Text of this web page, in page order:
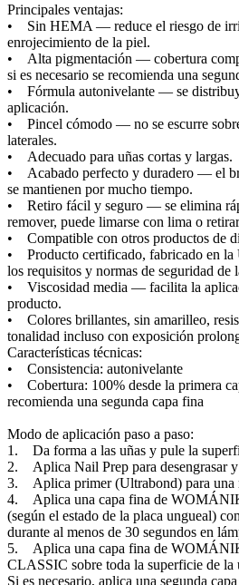
Principales ventajas:
• Sin HEMA — reduce el riesgo de
enrojecimiento de la piel.
• Alta pigmentación — cobertura
si es necesario se recomienda una
• Fórmula autonivelante — se
aplicación.
• Pincel cómodo — no se escurre
laterales.
• Adecuado para uñas cortas y largas.
• Acabado perfecto y duradero — el
se mantienen por mucho tiempo.
• Retiro fácil y seguro — se elimina
remover, puede limarse con lima o
• Compatible con otros productos de
• Producto certificado, fabricado en
los requisitos y normas de seguridad de
• Viscosidad media — facilita la
producto.
• Colores brillantes, sin amarilleo,
tonalidad incluso con exposición
Características técnicas:
• Consistencia: autonivelante
• Cobertura: 100% desde la primera
recomienda una segunda capa fina
Modo de aplicación paso a paso:
1. Da forma a las uñas y pule la
2. Aplica Nail Prep para desengrasar y
3. Aplica primer (Ultrabond) para una
4. Aplica una capa fina de
(según el estado de la placa ungueal)
durante al menos de 30 segundos en
5. Aplica una capa fina de
CLASSIC sobre toda la superficie de la
Si es necesario, aplica una segunda